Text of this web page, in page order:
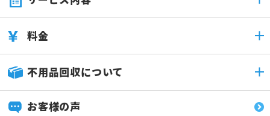
料金
不用品回収について
お客様の声